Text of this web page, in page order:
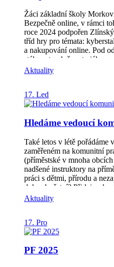
projekty obcí jsou pak
kulturních domů, zahrad
informací včetně seznamu
naleznete u 2. výzvy SZP.
Žáci základní školy
Bezpečně online, v rámci
roce 2024 podpořen
tříd hry pro témata:
a nakupování online. Pod
stáhnout volně materiály
Webová stránka zde:
Kvíz online o kyberšikaně
Aktuality
17. Led
Hledáme vedoucí
Také letos v létě pořádáme
zaměřeném na komunitní
(příměstské v mnoha
nadšené instruktory na
práci s dětmi, přírodu a
dobrodružství? Přidej se k
Své životopisy můžete
petra.sykorova@vaclav-oliva
Aktuality
17. Pro
PF 2025